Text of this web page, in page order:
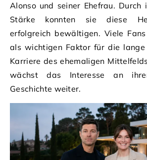
Alonso und seiner Ehefrau. Durch
Stärke konnten sie diese
erfolgreich bewältigen. Viele
als wichtigen Faktor für die lange
Karriere des ehemaligen
wächst das Interesse an
Geschichte weiter.